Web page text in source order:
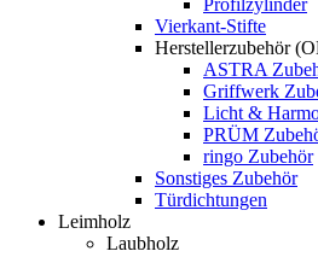
Vierkant-Stifte
Herstellerzubehör
ASTRA
Griffwerk
Licht &
PRÜM
ringo Zubehör
Sonstiges Zubehör
Türdichtungen
Leimholz
Laubholz